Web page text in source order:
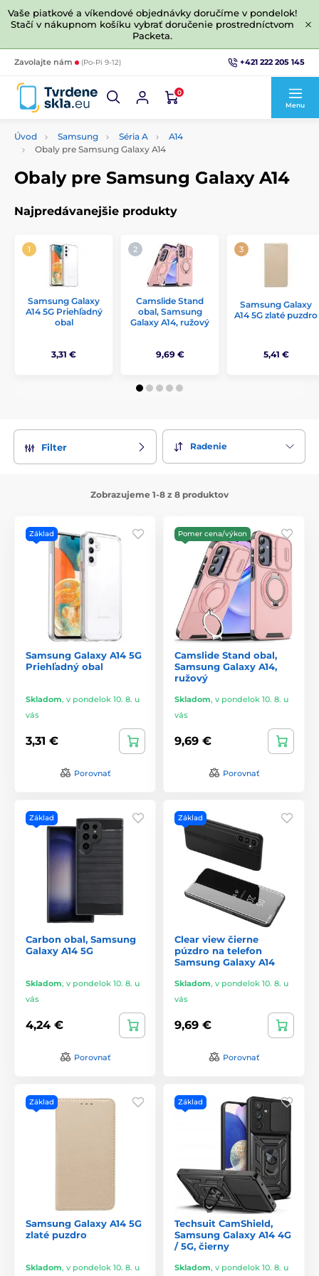
Vaše piatkové a víkendové objednávky doručíme v pondelok!
Stačí v nákupnom košíku vybrať doručenie prostredníctvom
Packeta.
Zavolajte nám (Po-Pi 9-12) +421 222 205 145
0
Menu
Úvod Samsung Séria A
A14
Obaly pre Samsung Galaxy A14
Obaly pre Samsung Galaxy A14
Najpredávanejšie produkty
Samsung Galaxy
A14 5G Priehľadný
obal
3,31 €
Camslide Stand
obal, Samsung
Galaxy A14, ružový
9,69 €
Samsung Galaxy
A14 5G zlaté puzdro
5,41 €
Filter Radenie
Zobrazujeme 1-8 z 8 produktov
Základ
Samsung Galaxy A14 5G
Priehľadný obal
Skladom, v pondelok 10. 8. u
vás
3,31 €
Porovnať
Pomer cena/výkon
Camslide Stand obal,
Samsung Galaxy A14,
ružový
Skladom, v pondelok 10. 8. u
vás
9,69 €
Porovnať
Základ
Carbon obal, Samsung
Galaxy A14 5G
Skladom, v pondelok 10. 8. u
vás
4,24 €
Porovnať
Základ
Clear view čierne
púzdro na telefon
Samsung Galaxy A14
Skladom, v pondelok 10. 8. u
vás
9,69 €
Porovnať
Základ
Samsung Galaxy A14 5G
zlaté puzdro
Skladom, v pondelok 10. 8. u
Základ
Techsuit CamShield,
Samsung Galaxy A14 4G
/ 5G, čierny
Skladom, v pondelok 10. 8. u